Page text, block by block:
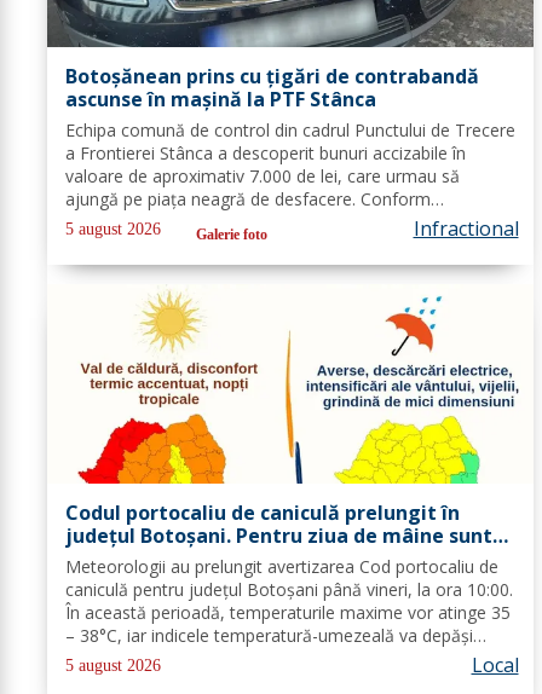
Botoșănean prins cu țigări de contrabandă
ascunse în mașină la PTF Stânca
Echipa comună de control din cadrul Punctului de Trecere
a Frontierei Stânca a descoperit bunuri accizabile în
valoare de aproximativ 7.000 de lei, care urmau să
ajungă pe piaţa neagră de desfacere. Conform
prevederilor legale, persoana a fost sancționată
contravențional cu amendă în valoare de...
5 august 2026 Galerie foto Infractional
Codul portocaliu de caniculă prelungit în
județul Botoșani. Pentru ziua de mâine sunt
prognozate și furtuni
Meteorologii au prelungit avertizarea Cod portocaliu de
caniculă pentru județul Botoșani până vineri, la ora 10:00.
În această perioadă, temperaturile maxime vor atinge 35
– 38°C, iar indicele temperatură-umezeală va depăși
pragul critic de 80 de unități. Nopțile vor rămâne
tropicale, cu minime...
5 august 2026 Local